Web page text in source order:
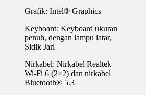
Grafik: Intel®️ Graphics
Keyboard: Keyboard ukuran
penuh, dengan lampu latar,
Sidik Jari
Nirkabel: Nirkabel Realtek
Wi-Fi 6 (2×2) dan nirkabel
Bluetooth®️ 5.3